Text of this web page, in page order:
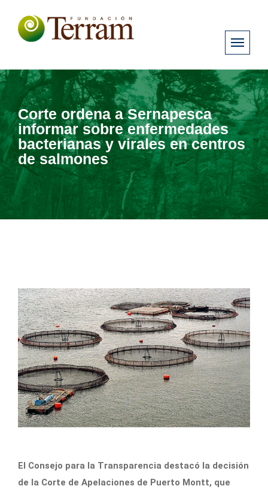
Corte ordena a Sernapesca
informar sobre enfermedades
bacterianas y virales en centros
de salmones
El Consejo para la Transparencia destacó la decisión
de la Corte de Apelaciones de Puerto Montt, que